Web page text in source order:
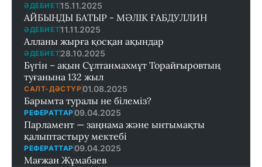
ӘДЕБИЕТ15.11.2025
АЙБЫНДЫ БАТЫР - МӘЛІК ҒАБДУЛЛИН
ӘДЕБИЕТ11.11.2025
Алланы жырға қосқан ақындар
ӘДЕБИЕТ28.10.2025
Бүгін – ақын Сұлтанмахмұт Торайғыровтың
туғанына 132 жыл
САЛТ-ДӘСТҮР 01.08.2025
Барымта туралы не білеміз?
РЕФЕРАТТАР 09.04.2025
Парламент — заңнама және ынтымақты
қалыптастыру мектебi
РЕФЕРАТТАР 09.04.2025
Мағжан Жұмабаев